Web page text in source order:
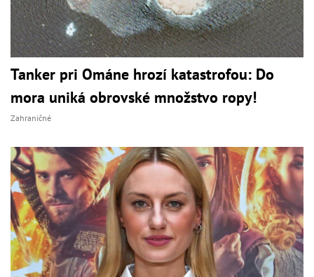
Tanker pri Ománe hrozí katastrofou: Do
mora uniká obrovské množstvo ropy!
Zahraničné